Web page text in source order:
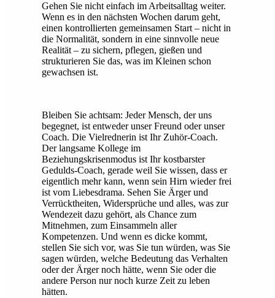
Gehen Sie nicht einfach im Arbeitsalltag weiter.
Wenn es in den nächsten Wochen darum geht,
einen kontrollierten gemeinsamen Start – nicht in
die Normalität, sondern in eine sinnvolle neue
Realität – zu sichern, pflegen, gießen und
strukturieren Sie das, was im Kleinen schon
gewachsen ist.
Bleiben Sie achtsam: Jeder Mensch, der uns
begegnet, ist entweder unser Freund oder unser
Coach. Die Vielrednerin ist Ihr Zuhör-Coach.
Der langsame Kollege im
Beziehungskrisenmodus ist Ihr kostbarster
Gedulds-Coach, gerade weil Sie wissen, dass er
eigentlich mehr kann, wenn sein Hirn wieder frei
ist vom Liebesdrama. Sehen Sie Ärger und
Verrücktheiten, Widersprüche und alles, was zur
Wendezeit dazu gehört, als Chance zum
Mitnehmen, zum Einsammeln aller
Kompetenzen. Und wenn es dicke kommt,
stellen Sie sich vor, was Sie tun würden, was Sie
sagen würden, welche Bedeutung das Verhalten
oder der Ärger noch hätte, wenn Sie oder die
andere Person nur noch kurze Zeit zu leben
hätten.